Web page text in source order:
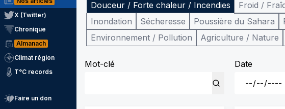
X (Twitter)
Chronique
Almanach
Climat région
T°C records
Faire un don
Douceur / Forte chaleur / Incendies
Froid /
Inondation
Sécheresse Poussière du Sahara
Environnement / Pollution
Agriculture / Nature
Mot-clé
Date